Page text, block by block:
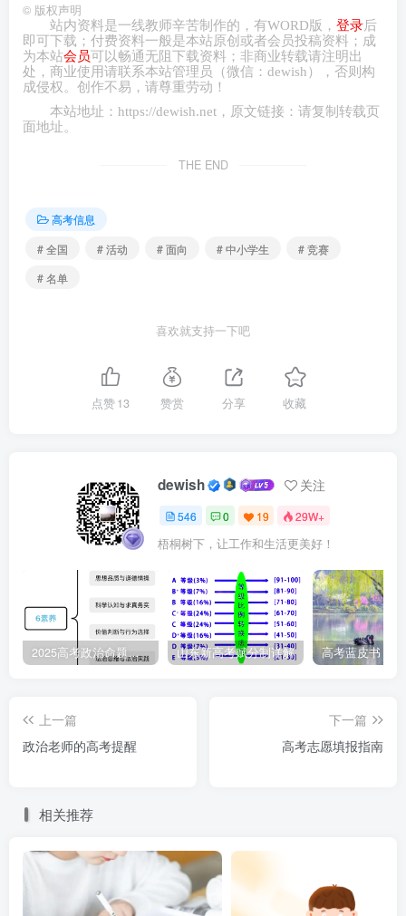
© 版权声明
站内资料是一线教师辛苦制作的，有WORD版， 登录后
即可下载；付费资料一般是本站原创或者会员投稿资料；成
为本站会员可以畅通无阻下载资料；非商业转载请注明出
处，商业使用请联系本站管理员（微信： dewish ），否则构
成侵权。创作不易，请尊重劳动！
本站地址： https://dewish.net ，原文链接：请复制转载页
面地址。
THE END
高考信息
# 全国
# 活动 # 面向 # 中小学生
# 竞赛
# 名单
喜欢就支持一下吧
点赞13 赞赏 分享 收藏
dewish 关注
546 0 19 29W+
梧桐树下，让工作和生活更美好！
2025高考政治命题纲要解读 山东新高考赋分制详解
上一篇
政治老师的高考提醒
下一篇
高考志愿填报指南
相关推荐